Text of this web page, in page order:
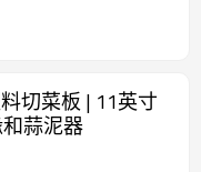
切菜板 | 11英寸
蒜泥器